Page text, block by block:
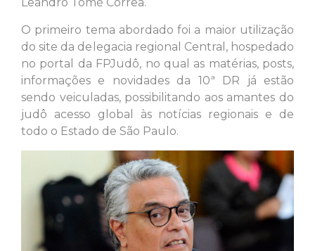
O primeiro tema abordado foi a maior utilização
do site da delegacia regional Central, hospedado
no portal da FPJudô, no qual as matérias, posts,
informações e novidades da 10ª DR já estão
sendo veiculadas, possibilitando aos amantes do
judô acesso global às notícias regionais e de
todo o Estado de São Paulo.